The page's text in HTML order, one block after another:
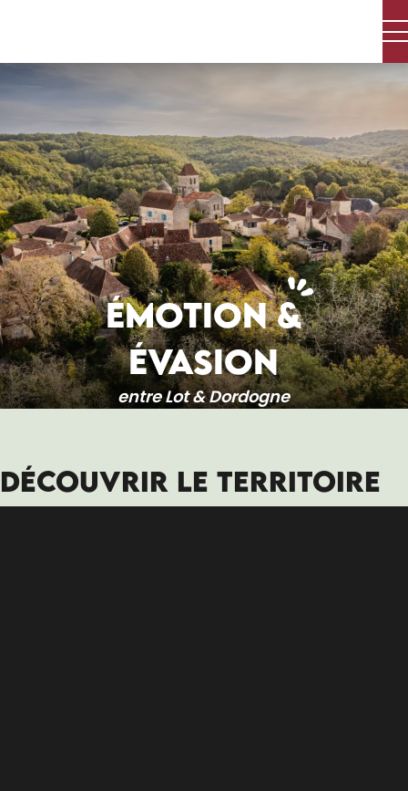
ÉMOTION &
ÉVASION
entre Lot & Dordogne
DÉCOUVRIR LE TERRITOIRE